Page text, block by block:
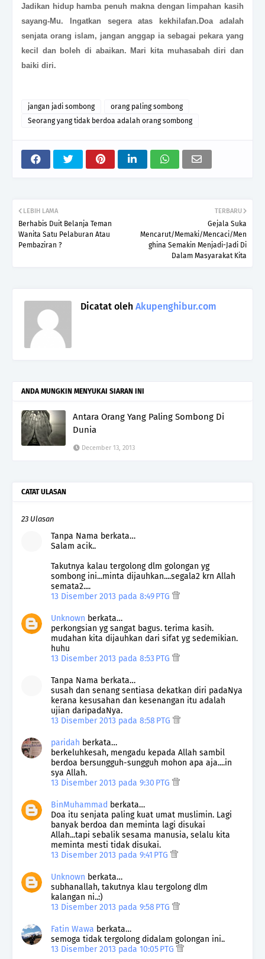
Jadikan hidup hamba penuh makna dengan limpahan kasih
sayang-Mu. Ingatkan segera atas kekhilafan.Doa adalah
senjata orang islam, jangan anggap ia sebagai pekara yang
kecil dan boleh di abaikan. Mari kita muhasabah diri dan
baiki diri.
jangan jadi sombong
orang paling sombong
Seorang yang tidak berdoa adalah orang sombong
TERBARU
Gejala Suka
Mencarut/Memaki/Mencaci/Men
ghina Semakin Menjadi-Jadi Di
Dalam Masyarakat Kita
LEBIH LAMA
Berhabis Duit Belanja Teman
Wanita Satu Pelaburan Atau
Pembaziran ?
Dicatat oleh Akupenghibur.com
ANDA MUNGKIN MENYUKAI SIARAN INI
Antara Orang Yang Paling Sombong Di
Dunia
December 13, 2013
CATAT ULASAN
23 Ulasan
Tanpa Nama berkata…
Salam acik..
Takutnya kalau tergolong dlm golongan yg
sombong ini...minta dijauhkan....segala2 krn Allah
semata2....
13 Disember 2013 pada 8:49 PTG
Unknown berkata…
perkongsian yg sangat bagus. terima kasih.
mudahan kita dijauhkan dari sifat yg sedemikian.
huhu
13 Disember 2013 pada 8:53 PTG
Tanpa Nama berkata…
susah dan senang sentiasa dekatkan diri padaNya
kerana kesusahan dan kesenangan itu adalah
ujian daripadaNya.
13 Disember 2013 pada 8:58 PTG
paridah berkata…
berkeluhkesah, mengadu kepada Allah sambil
berdoa bersungguh-sungguh mohon apa aja....in
sya Allah.
13 Disember 2013 pada 9:30 PTG
BinMuhammad berkata…
Doa itu senjata paling kuat umat muslimin. Lagi
banyak berdoa dan meminta lagi disukai
Allah...tapi sebalik sesama manusia, selalu kita
meminta mesti tidak disukai.
13 Disember 2013 pada 9:41 PTG
Unknown berkata…
subhanallah, takutnya klau tergolong dlm
kalangan ni..:)
13 Disember 2013 pada 9:58 PTG
Fatin Wawa berkata…
semoga tidak tergolong didalam golongan ini..
13 Disember 2013 pada 10:05 PTG